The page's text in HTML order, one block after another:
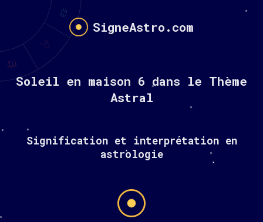
SigneAstro.com
Soleil en maison 6 dans le Thème
Astral
Signification et interprétation en
astrologie